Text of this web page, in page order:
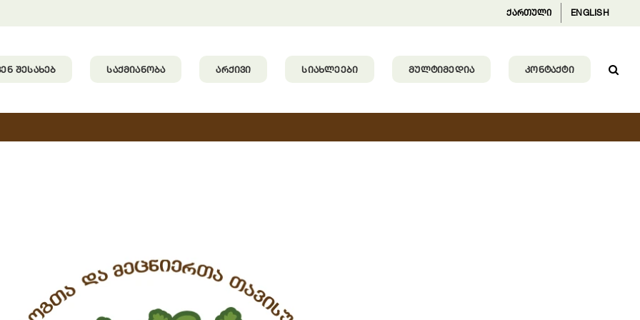
ქართული ENGLISH
ᲨᲔᲡᲐᲮᲔᲑ ᲡᲐᲥᲛᲘᲐᲜᲝᲑᲐ ᲐᲠᲥᲘᲕᲘ ᲡᲘᲐᲮᲚᲔᲔᲑᲘ ᲛᲣᲚᲢᲘᲛᲔᲓᲘᲐ ᲙᲝᲜᲢᲐᲥᲢᲘ